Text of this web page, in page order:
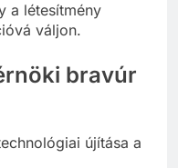
a létesítmény
váljon.
bravúr
újítása a